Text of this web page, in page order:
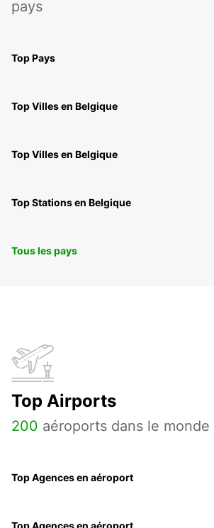
pays
Top Pays
Top Villes en Belgique
Top Villes en Belgique
Top Stations en Belgique
Tous les pays
Top Airports
200 aéroports dans le monde
Top Agences en aéroport
Top Agences en aéroport